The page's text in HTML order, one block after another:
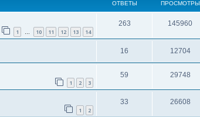
ОТВЕТЫ ПРОСМОТРЫ
1 … 10 11 12 13 14
263 145960
16 12704
1 2 3
59 29748
1 2
33 26608